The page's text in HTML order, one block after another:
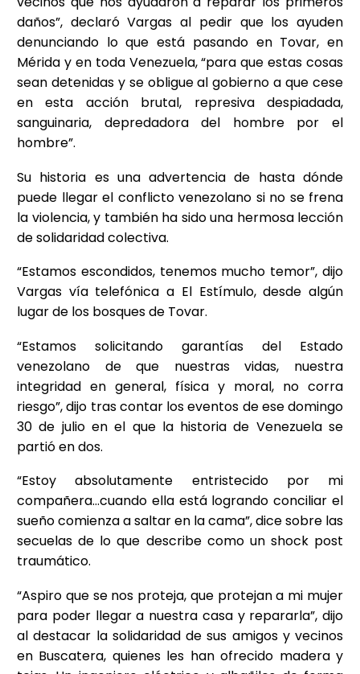
daños”, declaró Vargas al pedir que los ayuden
denunciando lo que está pasando en Tovar, en
Mérida y en toda Venezuela, “para que estas cosas
sean detenidas y se obligue al gobierno a que cese
en esta acción brutal, represiva despiadada,
sanguinaria, depredadora del hombre por el
hombre”.
Su historia es una advertencia de hasta dónde
puede llegar el conflicto venezolano si no se frena
la violencia, y también ha sido una hermosa lección
de solidaridad colectiva.
“Estamos escondidos, tenemos mucho temor”, dijo
Vargas vía telefónica a El Estímulo, desde algún
lugar de los bosques de Tovar.
“Estamos solicitando garantías del Estado
venezolano de que nuestras vidas, nuestra
integridad en general, física y moral, no corra
riesgo”, dijo tras contar los eventos de ese domingo
30 de julio en el que la historia de Venezuela se
partió en dos.
“Estoy absolutamente entristecido por mi
compañera…cuando ella está logrando conciliar el
sueño comienza a saltar en la cama”, dice sobre las
secuelas de lo que describe como un shock post
traumático.
“Aspiro que se nos proteja, que protejan a mi mujer
para poder llegar a nuestra casa y repararla”, dijo
al destacar la solidaridad de sus amigos y vecinos
en Buscatera, quienes les han ofrecido madera y